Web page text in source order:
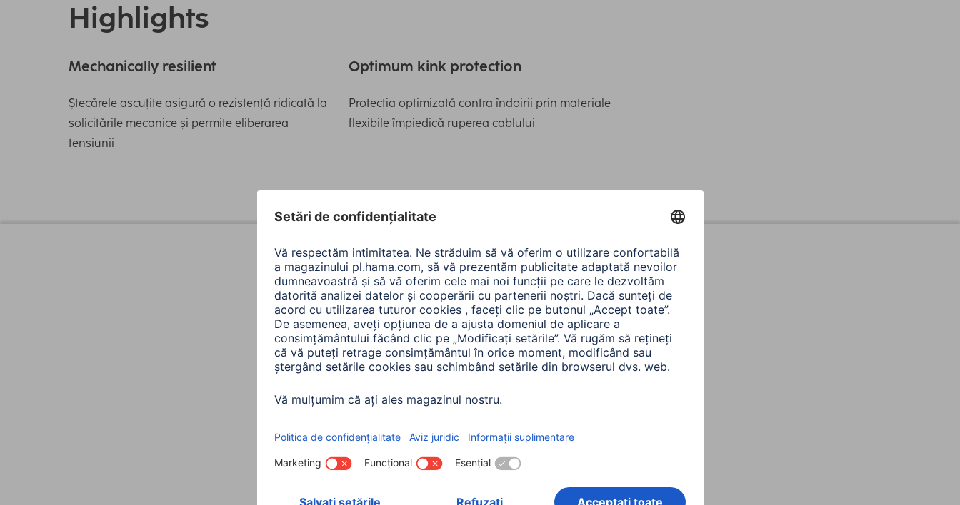
Highlights
Mechanically resilient
Ștecărele ascuțite asigură o rezistență ridicată la
solicitările mecanice și permite eliberarea
tensiunii
Optimum kink protection
Protecția optimizată contra îndoirii prin materiale
flexibile împiedică ruperea cablului
Design (Culoare, Patern, Motiv, Serie)
Negru
Essential Line
3-Pin Socket (non-heating devices), Împământare